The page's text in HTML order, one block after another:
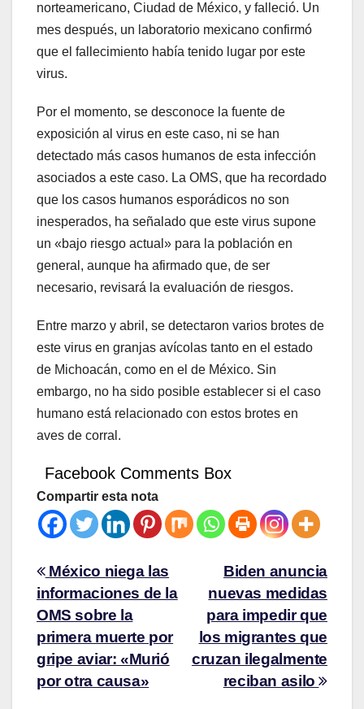
norteamericano, Ciudad de México, y falleció. Un
mes después, un laboratorio mexicano confirmó
que el fallecimiento había tenido lugar por este
virus.
Por el momento, se desconoce la fuente de
exposición al virus en este caso, ni se han
detectado más casos humanos de esta infección
asociados a este caso. La OMS, que ha recordado
que los casos humanos esporádicos no son
inesperados, ha señalado que este virus supone
un «bajo riesgo actual» para la población en
general, aunque ha afirmado que, de ser
necesario, revisará la evaluación de riesgos.
Entre marzo y abril, se detectaron varios brotes de
este virus en granjas avícolas tanto en el estado
de Michoacán, como en el de México. Sin
embargo, no ha sido posible establecer si el caso
humano está relacionado con estos brotes en
aves de corral.
Facebook Comments Box
Compartir esta nota
Biden anuncia
nuevas medidas
para impedir que
los migrantes que
cruzan ilegalmente
reciban asilo
México niega las
informaciones de la
OMS sobre la
primera muerte por
gripe aviar: «Murió
por otra causa»